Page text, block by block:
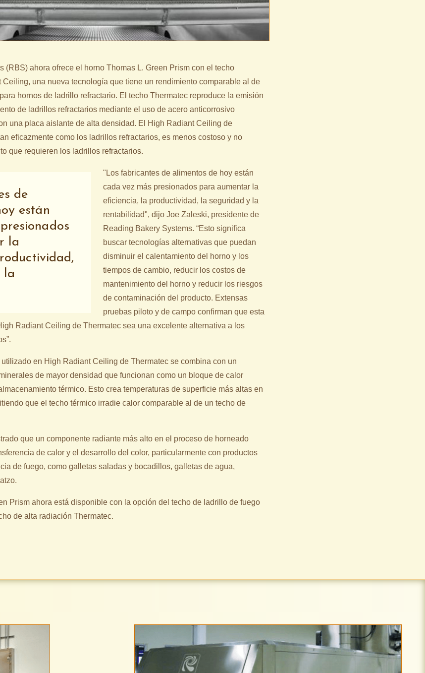
(RBS) ahora ofrece el horno Thomas L. Green Prism con el techo
Ceiling, una nueva tecnología que tiene un rendimiento comparable al de
hornos de ladrillo refractario. El techo Thermatec reproduce la emisión
de ladrillos refractarios mediante el uso de acero anticorrosivo
una placa aislante de alta densidad. El High Radiant Ceiling de
eficazmente como los ladrillos refractarios, es menos costoso y no
que requieren los ladrillos refractarios.
de
están
la
la
"Los fabricantes de alimentos de hoy están
cada vez más presionados para aumentar la
eficiencia, la productividad, la seguridad y la
rentabilidad", dijo Joe Zaleski, presidente de
Reading Bakery Systems. “Esto significa
buscar tecnologías alternativas que puedan
disminuir el calentamiento del horno y los
tiempos de cambio, reducir los costos de
mantenimiento del horno y reducir los riesgos
de contaminación del producto. Extensas
pruebas piloto y de campo confirman que esta
Radiant Ceiling de Thermatec sea una excelente alternativa a los
en High Radiant Ceiling de Thermatec se combina con un
de mayor densidad que funcionan como un bloque de calor
térmico. Esto crea temperaturas de superficie más altas en
que el techo térmico irradie calor comparable al de un techo de
que un componente radiante más alto en el proceso de horneado
de calor y el desarrollo del color, particularmente con productos
de fuego, como galletas saladas y bocadillos, galletas de agua,
Prism ahora está disponible con la opción del techo de ladrillo de fuego
de alta radiación Thermatec.